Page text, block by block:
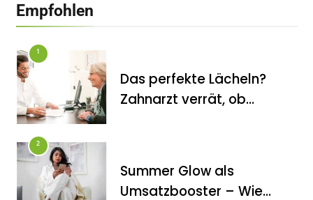
Empfohlen
1
Das perfekte Lächeln?
Zahnarzt verrät, ob
2
Summer Glow als
Umsatzbooster – Wie
FITNESS